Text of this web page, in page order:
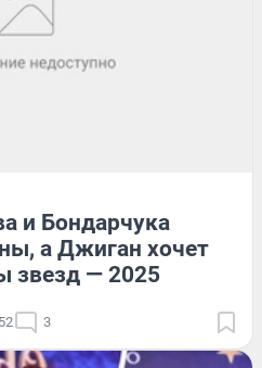
и Бондарчука
а Джиган хочет
звезд — 2025
3